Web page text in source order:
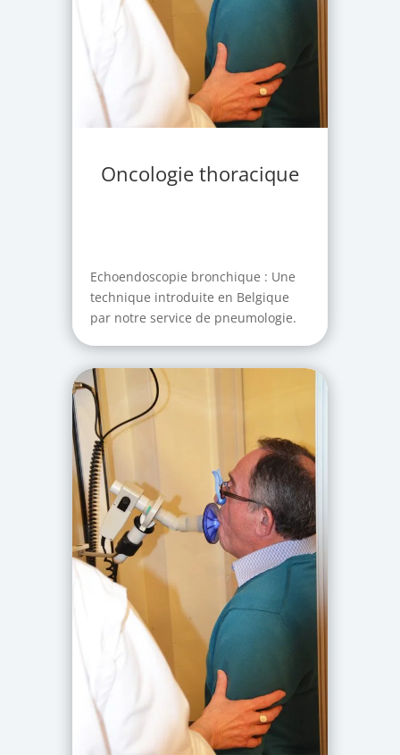
Oncologie thoracique
Echoendoscopie bronchique : Une
technique introduite en Belgique
par notre service de pneumologie.